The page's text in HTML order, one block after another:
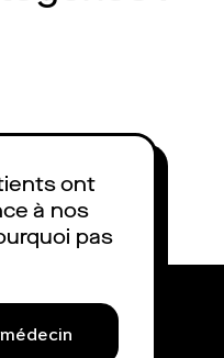
ont
à nos
pas